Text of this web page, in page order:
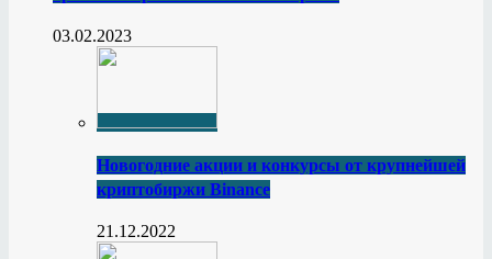
03.02.2023
Новогодние акции и конкурсы от крупнейшей
криптобиржи Binance
21.12.2022